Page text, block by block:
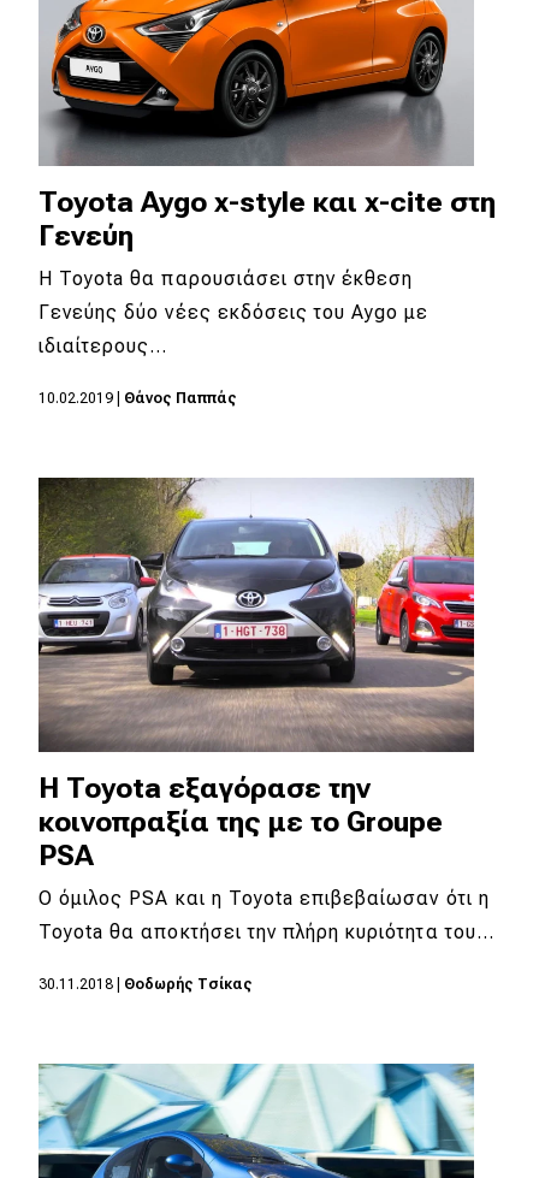
Toyota Aygo x-style και x-cite στη
Γενεύη
H Toyota θα παρουσιάσει στην έκθεση
Γενεύης δύο νέες εκδόσεις του Aygo με
ιδιαίτερους…
10.02.2019 Θάνος Παππάς
Η Toyota εξαγόρασε την
κοινοπραξία της με το Groupe
PSA
Ο όμιλος PSA και η Toyota επιβεβαίωσαν ότι η
Toyota θα αποκτήσει την πλήρη κυριότητα του…
30.11.2018 Θοδωρής Τσίκας